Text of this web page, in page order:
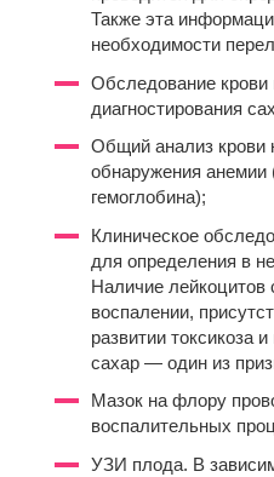
Также эта
необходимости
Обследование крови
диагностирования
Общий анализ крови
обнаружения анемии
гемоглобина);
Клиническое
для определения в
Наличие лейкоцитов
воспалении,
развитии токсикоза
сахар — один из
Мазок на флору
воспалительных
УЗИ плода. В